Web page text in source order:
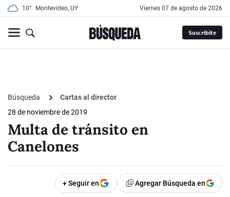
10° Montevideo, UY viernes 07 de agosto de 2026
Suscribite
Búsqueda
Cartas al director
28 de noviembre de 2019
Multa de tránsito en
Canelones
+ Seguir en Agregar Búsqueda en